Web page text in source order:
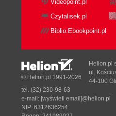
Videopoint.pl
Czytalisek.pl
Biblio.Ebookpoint.pl
© Helion.pl 1991-2026
Helion.pl
ul.
44-100
tel. (32) 230-98-63
e-mail: [wyświetl email]@helion.pl
NIP: 6312636254